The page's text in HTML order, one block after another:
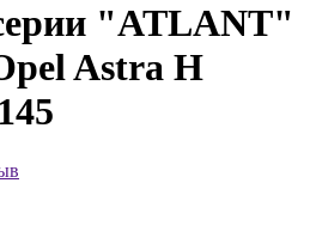
"ATLANT"
Astra H